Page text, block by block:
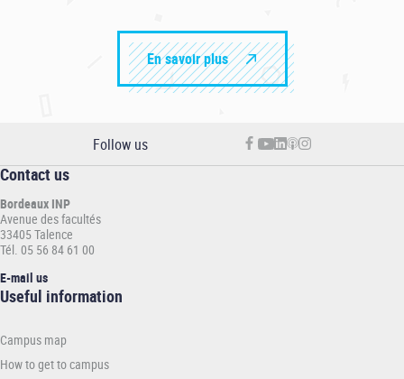
En savoir plus
Follow us
Contact us
Bordeaux INP
Avenue des facultés
33405 Talence
Tél. 05 56 84 61 00
E-mail us
Informations
INP
Useful information
Campus map
How to get to campus